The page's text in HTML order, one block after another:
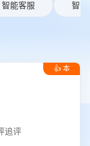
智能客服 智能
👍 本
能建单 · 物流拦截 · 回评追评